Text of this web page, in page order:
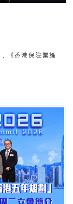
,
《香港保險業論